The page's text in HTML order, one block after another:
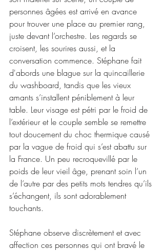
personnes âgées est arrivé en avance
pour trouver une place au premier rang,
juste devant l’orchestre. Les regards se
croisent, les sourires aussi, et la
conversation commence. Stéphane fait
d'abords une blague sur la quincaillerie
du washboard, tandis que les vieux
amants s’installent péniblement à leur
table. Leur visage est pétri par le froid de
l’extérieur et le couple semble se remettre
tout doucement du choc thermique causé
par la vague de froid qui s’est abattu sur
la France. Un peu recroquevillé par le
poids de leur vieil âge, prenant soin l’un
de l’autre par des petits mots tendres qu’ils
s’échangent, ils sont adorablement
touchants.
Stéphane observe discrètement et avec
affection ces personnes qui ont bravé le